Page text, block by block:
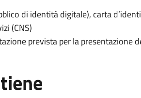
di identità digitale), carta
(CNS)
prevista per la presentazione